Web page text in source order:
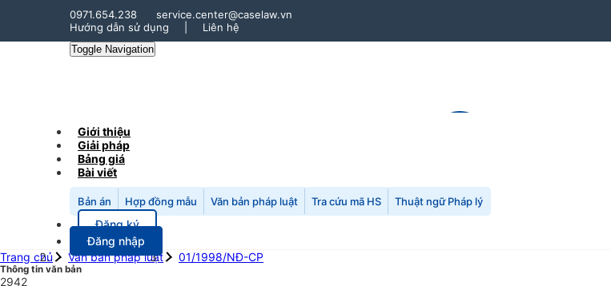
0971.654.238
service.center@caselaw.vn
Hướng dẫn sử dụng
Liên hệ
Toggle Navigation
Giới thiệu
Giải pháp
Bảng giá
Bài viết
Bản án Hợp đồng mẫu Văn bản pháp luật Tra cứu mã HS Thuật ngữ Pháp lý
Đăng ký
Đăng nhập
Trang chủ
Văn bản pháp luật 01/1998/NĐ-CP
Thông tin văn bản
2942